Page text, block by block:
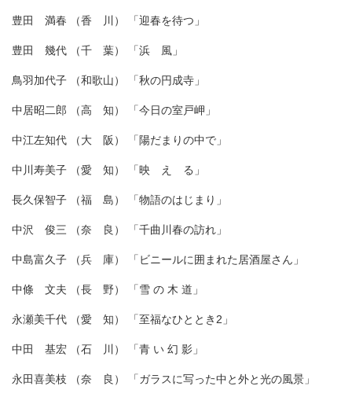
豊田 満春 （香 川） 「迎春を待つ」
豊田 幾代 （千 葉） 「浜 風」
鳥羽加代子 （和歌山） 「秋の円成寺」
中居昭二郎 （高 知） 「今日の室戸岬」
中江左知代 （大 阪） 「陽だまりの中で」
中川寿美子 （愛 知） 「映 え る」
長久保智子 （福 島） 「物語のはじまり」
中沢 俊三 （奈 良） 「千曲川春の訪れ」
中島富久子 （兵 庫） 「ビニールに囲まれた居酒屋さん」
中條 文夫 （長 野） 「雪 の 木 道」
永瀬美千代 （愛 知） 「至福なひととき2」
中田 基宏 （石 川） 「青 い 幻 影」
永田喜美枝 （奈 良） 「ガラスに写った中と外と光の風景」